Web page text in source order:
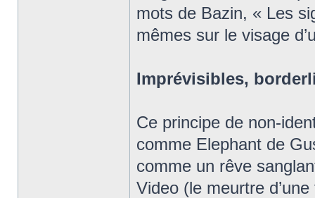
mots de Bazin, « Les
mêmes sur le visage
Imprévisibles,
Ce principe de non-
comme Elephant de
comme un rêve
Video (le meurtre